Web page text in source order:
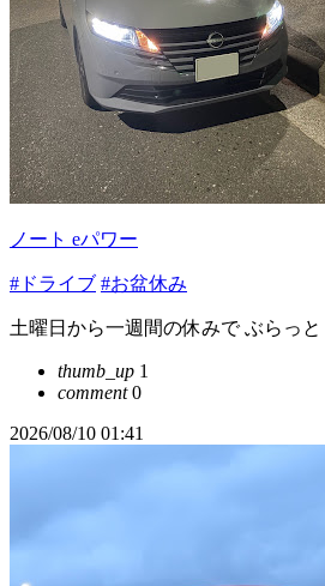
ノート eパワー
#ドライブ #お盆休み
土曜日から一週間の休みで ぶらっ
thumb_up 1
comment0
2026/08/10 01:41